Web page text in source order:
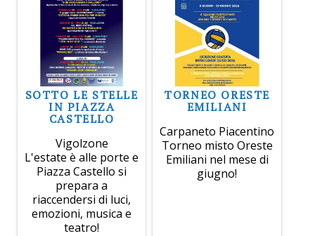
SOTTO LE STELLE
IN PIAZZA
CASTELLO
Vigolzone
L'estate è alle porte e
Piazza Castello si
prepara a
riaccendersi di luci,
emozioni, musica e
teatro!
TORNEO ORESTE
EMILIANI
Carpaneto Piacentino
Torneo misto Oreste
Emiliani nel mese di
giugno!